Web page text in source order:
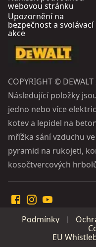
webovou stránku
Upozornění na
bezpečnost a svolávací
akce
COPYRIGHT ©
Následující položky
jedno nebo více
kotev a lepidel na
mřížka sání vzduchu
pyramid na rukojeti,
kosočtvercových
Podmínky
EU